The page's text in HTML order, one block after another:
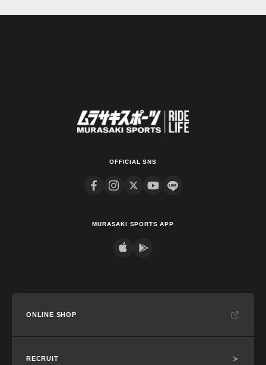
OFFICIAL SNS
MURASAKI SPORTS APP
ONLINE SHOP
RECRUIT